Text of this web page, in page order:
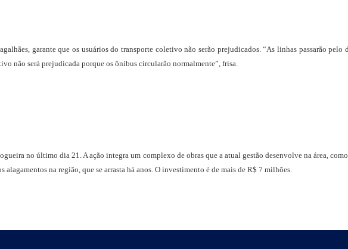
garante que os usuários do transporte coletivo não serão prejudicados. “As linhas passarão pelo
não será prejudicada porque os ônibus circularão normalmente”, frisa.
no último dia 21. A ação integra um complexo de obras que a atual gestão desenvolve na área,
na região, que se arrasta há anos. O investimento é de mais de R$ 7 milhões.